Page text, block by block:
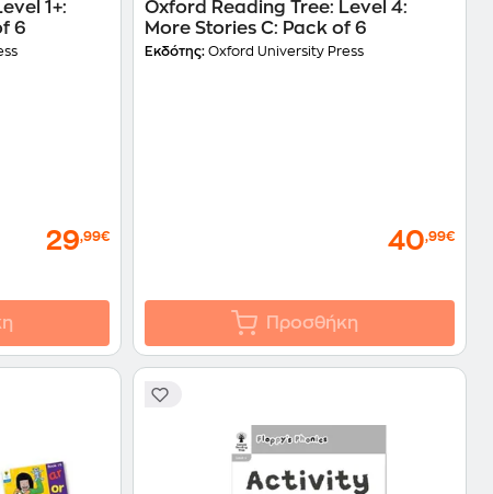
1+:
6
29,99€
Oxford Reading Tree: Level 4:
More Stories C: Pack of 6
Εκδότης:Oxford University Press
40,99€
Προσθήκη